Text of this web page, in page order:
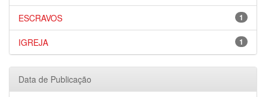
1
ESCRAVOS
1
IGREJA
Data de Publicação